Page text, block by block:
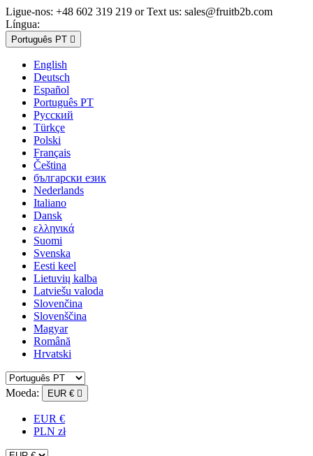
Ligue-nos: +48 602 319 219 or Text us: sales@fruitb2b.com
Língua:
Português PT 
English
Deutsch
Español
Português PT
Русский
Türkçe
Polski
Français
Čeština
български език
Nederlands
Italiano
Dansk
ελληνικά
Suomi
Svenska
Eesti keel
Lietuvių kalba
Latviešu valoda
Slovenčina
Slovenščina
Magyar
Română
Hrvatski
Moeda: EUR € 
EUR €
PLN zł